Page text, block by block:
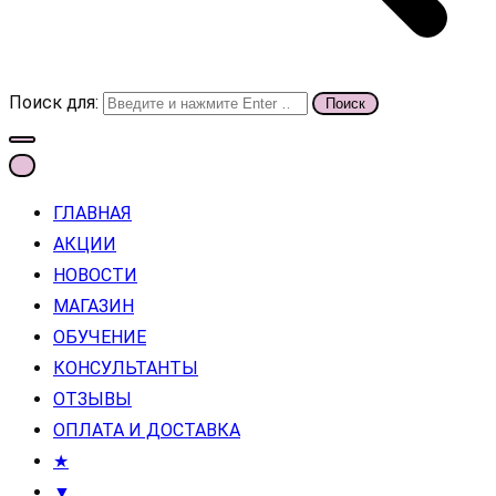
Поиск для:
ГЛАВНАЯ
АКЦИИ
НОВОСТИ
МАГАЗИН
ОБУЧЕНИЕ
КОНСУЛЬТАНТЫ
ОТЗЫВЫ
ОПЛАТА И ДОСТАВКА
★